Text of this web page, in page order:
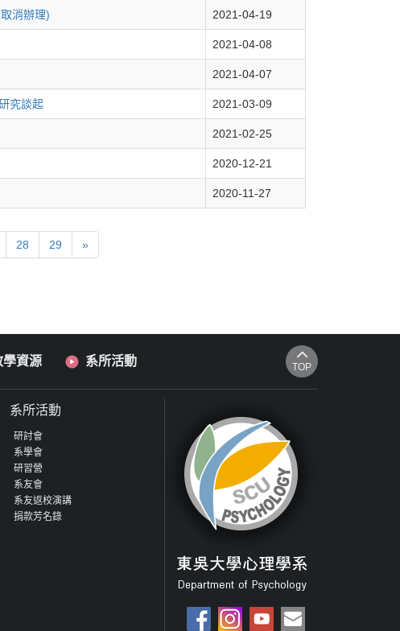
消辦理) 2021-04-19
2021-04-08
2021-04-07
究談起 2021-03-09
2021-02-25
2020-12-21
2020-11-27
28 29 »
學資源 系所活動 TOP
系所活動
研討會
系學會
研習營
系友會
系友返校演講
捐款芳名錄